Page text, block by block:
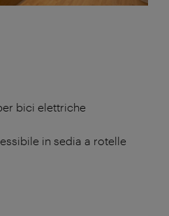
bici elettriche
in sedia a rotelle